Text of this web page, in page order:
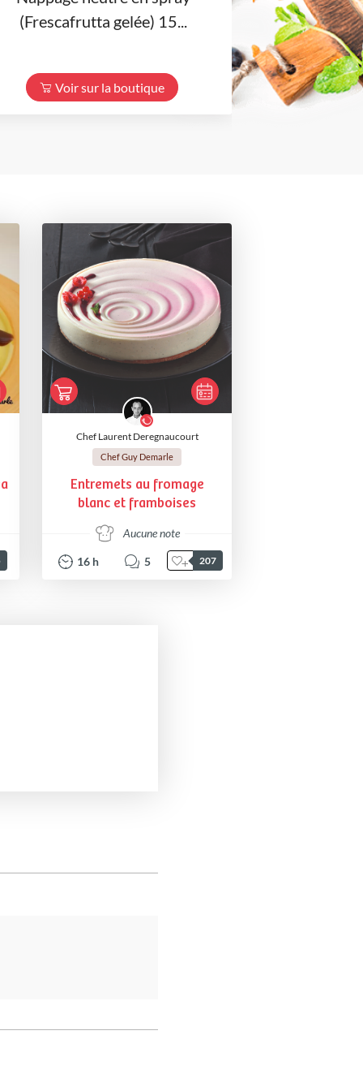
(Frescafrutta gelée) 15...
Voir sur la boutique
Chef Laurent Deregnaucourt
Chef Guy Demarle
Entremets au fromage
blanc et framboises
Aucune note
16 h 5 207